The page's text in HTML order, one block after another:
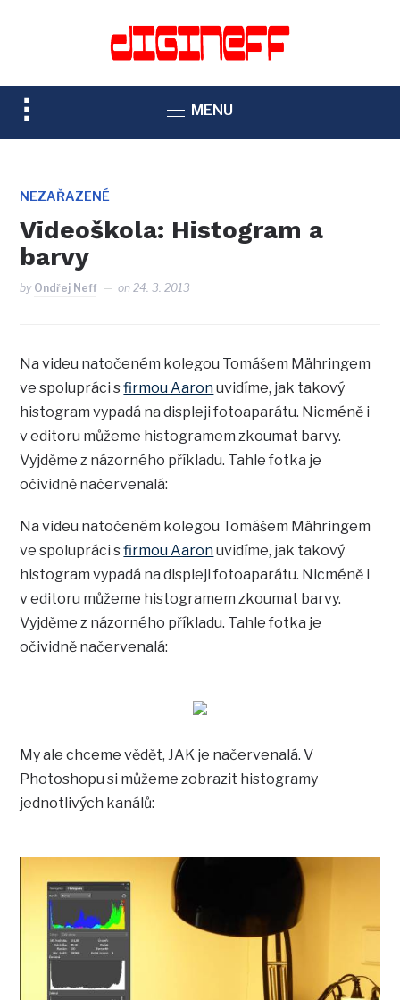
TOGGLE
SIDEBAR
NAVIGATION
MENU
NEZAŘAZENÉ
Videoškola: Histogram a
barvy
by Ondřej Neff on24. 3. 2013
Na videu natočeném kolegou Tomášem Mähringem
ve spolupráci sfirmou Aaronuvidíme, jak takový
histogram vypadá na displeji fotoaparátu. Nicméně i
v editoru můžeme histogramem zkoumat barvy.
Vyjděme z názorného příkladu. Tahle fotka je
očividně načervenalá:
Na videu natočeném kolegou Tomášem Mähringem
ve spolupráci sfirmou Aaronuvidíme, jak takový
histogram vypadá na displeji fotoaparátu. Nicméně i
v editoru můžeme histogramem zkoumat barvy.
Vyjděme z názorného příkladu. Tahle fotka je
očividně načervenalá:
My ale chceme vědět, JAK je načervenalá. V
Photoshopu si můžeme zobrazit histogramy
jednotlivých kanálů: